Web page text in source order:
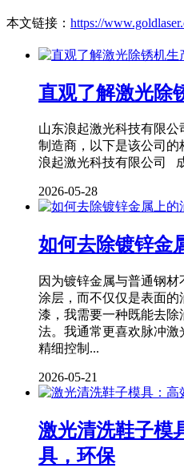
本文链接： https://
直观了解激光除
山东浪起激光科技有限
制造商，以下是该公司
浪起激光科技有限公司
2026-05-28
如何去除镀锌金
因为镀锌金属与普通钢
涂层，而不仅仅是表面
漆，我需要一种既能去
法。我通常更喜欢脉冲
精细控制...
2026-05-21
激光清洗鞋子模
具，环保